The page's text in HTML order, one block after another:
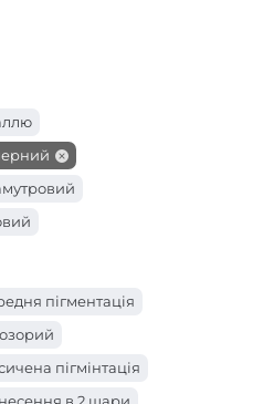
пігментація
пігмінтація